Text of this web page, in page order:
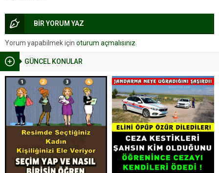
GÜNCEL KONULAR
BİR YORUM YAZ
Yorum yapabilmek için oturum açmalısınız.